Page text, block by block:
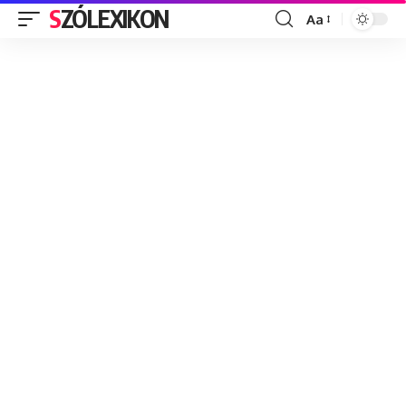
SZÓLEXIKON
Font
Aa